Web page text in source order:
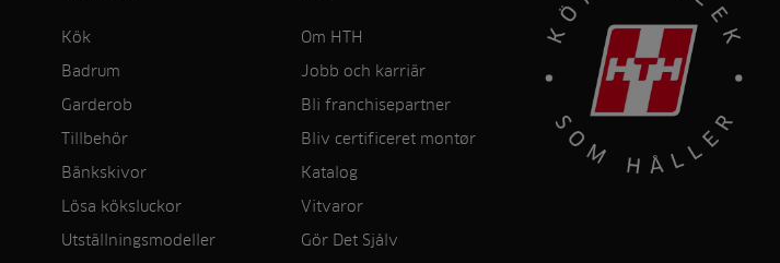
Kök
Badrum
Garderob
Tillbehör
Bänkskivor
Lösa köksluckor
Utställningsmodeller
Om HTH
Jobb och karriär
Bli franchisepartner
Bliv certificeret montør
Katalog
Vitvaror
Gör Det Sjålv